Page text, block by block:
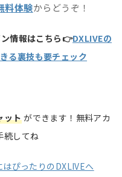
料体験からどうぞ！
情報はこちら👉DXLIVEの
る裏技も要チェック
ットができます！無料アカ
続してね
ぴったりのDXLIVEへ